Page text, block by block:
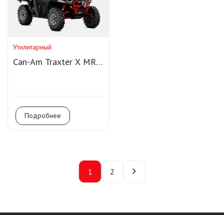
Утилитарный
Can-Am Traxter X MR
Подробнее
1 2